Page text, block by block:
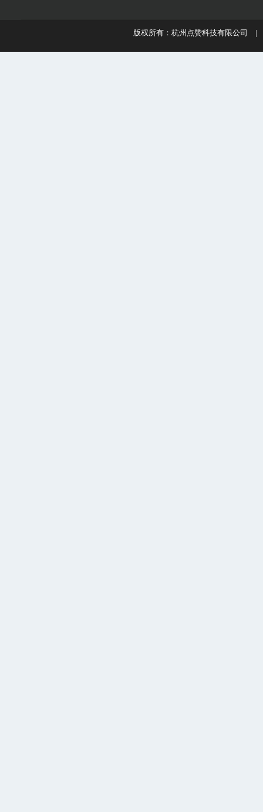
版权所有：杭州点赞科技有限公司